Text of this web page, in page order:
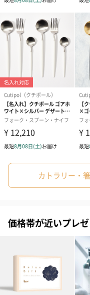
プリザーブドフラワー
ブーケ（ピンク）
（2,580円）
ぬいぐるみ
誕生日・記念日・出産祝
フラワーテディベア
（2,390円）
カトラリー・
価格帯が近いプレ